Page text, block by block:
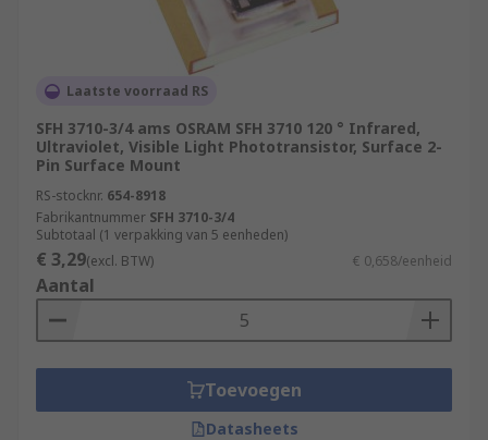
Laatste voorraad RS
SFH 3710-3/4 ams OSRAM SFH 3710 120 ° Infrared,
Ultraviolet, Visible Light Phototransistor, Surface 2-
Pin Surface Mount
RS-stocknr. 654-8918
Fabrikantnummer SFH 3710-3/4
Subtotaal (1 verpakking van 5 eenheden)
€ 3,29(excl. BTW) € 0,658/eenheid
Aantal
Toevoegen
Datasheets